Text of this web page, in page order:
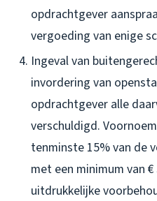
opdrachtgever
vergoeding van enige
Ingeval van
invordering van
opdrachtgever alle
verschuldigd.
tenminste 15% van de
met een minimum van
uitdrukkelijke